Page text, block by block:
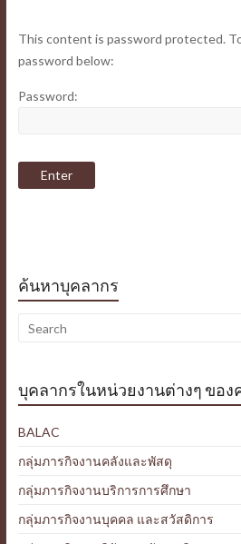
This content is password protected.
password below:
Password:
ค้นหาบุคลากร
บุคลากรในหน่วยงานต่างๆ ขอ
BALAC
กลุ่มภารกิจงานคลังและพัสดุ
กลุ่มภารกิจงานบริการการศึกษา
กลุ่มภารกิจงานบุคคล และสวัสดิการ